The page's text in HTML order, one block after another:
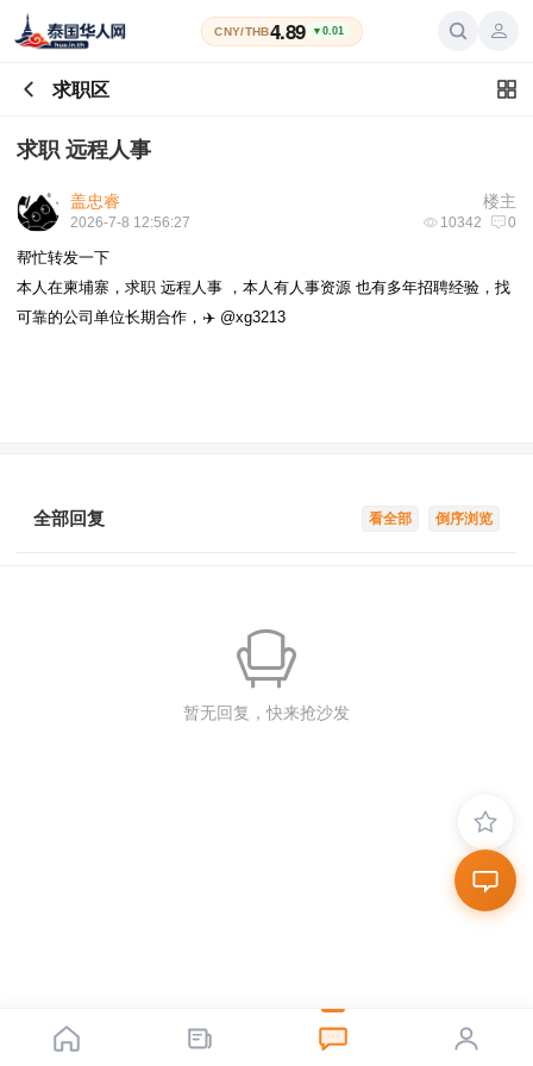
CNY/THB4.89 ▼0.01
求职区
求职 远程人事
楼主
盖忠睿
10342 0
2026-7-8 12:56:27
帮忙转发一下
本人在柬埔寨，求职 远程人事 ，本人有人事资源 也有多年招聘经验，找
可靠的公司单位长期合作，✈️ @xg3213
倒序浏览
看全部
全部回复
暂无回复，快来抢沙发